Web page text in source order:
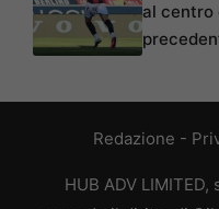
al centro
Redazione -
HUB ADV